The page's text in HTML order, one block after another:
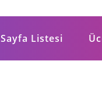
Sayfa Listesi